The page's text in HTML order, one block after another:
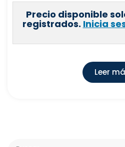
Precio disponible
registrados. Inicia
Leer